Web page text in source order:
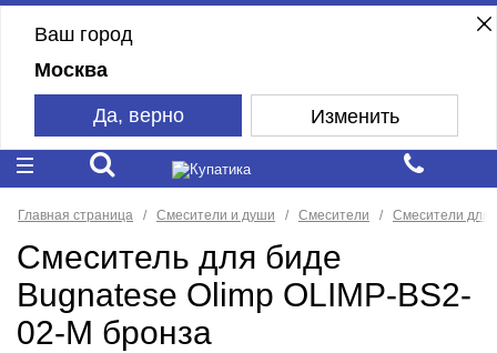
Ваш город
Москва
Да, верно Изменить
Главная страница Смесители и души Смесители Смесители для
Смеситель для биде
Bugnatese Olimp OLIMP-BS2-
02-M бронза